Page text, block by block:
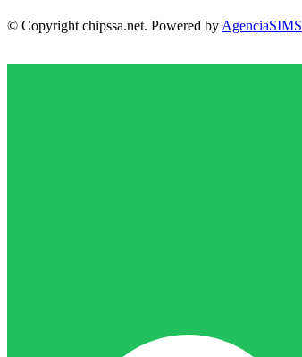
© Copyright chipssa.net. Powered by AgenciaSIMS